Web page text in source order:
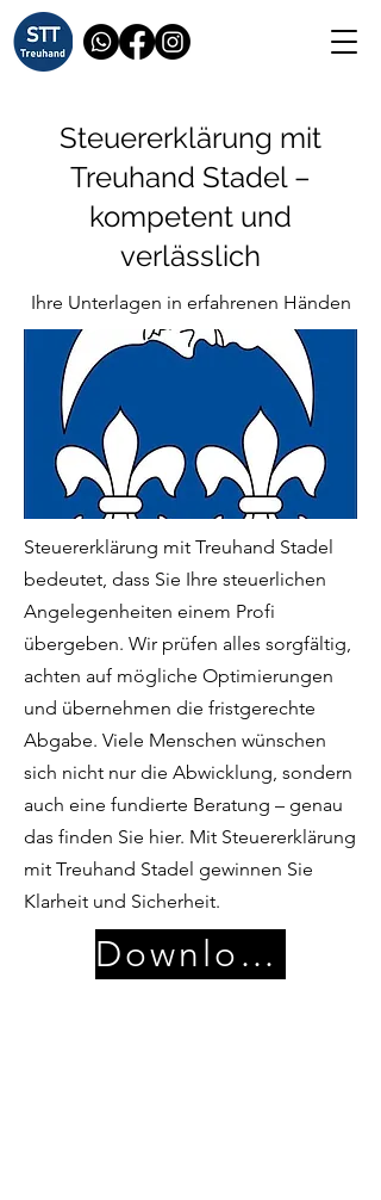
Steuererklärung mit
Treuhand Stadel –
kompetent und
verlässlich
Ihre Unterlagen in erfahrenen Händen
Steuererklärung mit Treuhand Stadel
bedeutet, dass Sie Ihre steuerlichen
Angelegenheiten einem Profi
übergeben. Wir prüfen alles sorgfältig,
achten auf mögliche Optimierungen
und übernehmen die fristgerechte
Abgabe. Viele Menschen wünschen
sich nicht nur die Abwicklung, sondern
auch eine fundierte Beratung – genau
das finden Sie hier. Mit Steuererklärung
mit Treuhand Stadel gewinnen Sie
Klarheit und Sicherheit.
Download